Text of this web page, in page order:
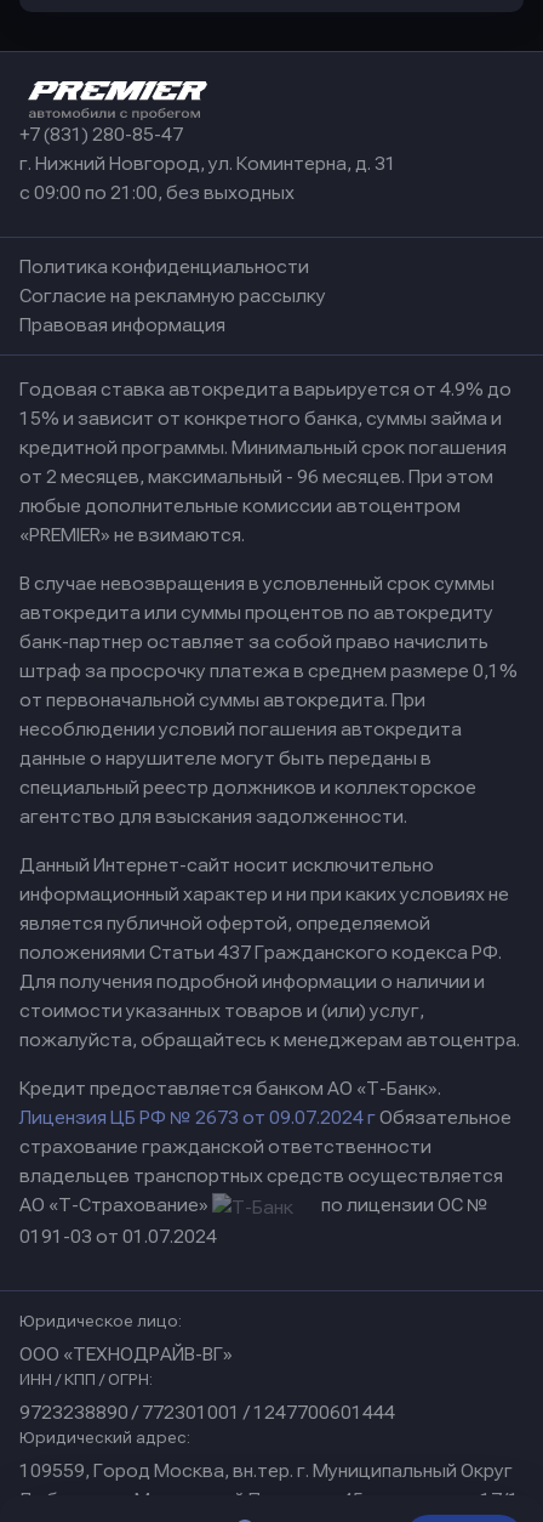
+7 (831) 280-85-47
г. Нижний Новгород, ул. Коминтерна, д. 31
с 09:00 по 21:00, без выходных
Политика конфиденциальности
Согласие на рекламную рассылку
Правовая информация
Годовая ставка автокредита варьируется от 4.9% до
15% и зависит от конкретного банка, суммы займа и
кредитной программы. Минимальный срок погашения
от 2 месяцев, максимальный - 96 месяцев. При этом
любые дополнительные комиссии автоцентром
«PREMIER» не взимаются.
В случае невозвращения в условленный срок суммы
автокредита или суммы процентов по автокредиту
банк-партнер оставляет за собой право начислить
штраф за просрочку платежа в среднем размере 0,1%
от первоначальной суммы автокредита. При
несоблюдении условий погашения автокредита
данные о нарушителе могут быть переданы в
специальный реестр должников и коллекторское
агентство для взыскания задолженности.
Данный Интернет-сайт носит исключительно
информационный характер и ни при каких условиях не
является публичной офертой, определяемой
положениями Статьи 437 Гражданского кодекса РФ.
Для получения подробной информации о наличии и
стоимости указанных товаров и (или) услуг,
пожалуйста, обращайтесь к менеджерам автоцентра.
Кредит предоставляется банком АО «Т-Банк».
Лицензия ЦБ РФ № 2673 от 09.07.2024 гОбязательное
страхование гражданской ответственности
владельцев транспортных средств осуществляется
АО «Т-Страхование»
по лицензии ОС №
0191-03 от 01.07.2024
Юридическое лицо:
ООО «ТЕХНОДРАЙВ-ВГ»
ИНН / КПП / ОГРН:
9723238890 / 772301001 / 1247700601444
Юридический адрес:
109559, Город Москва, вн.тер. г. Муниципальный Округ
Люблино, ул Марьинский Парк, дом 45, помещение 17/1